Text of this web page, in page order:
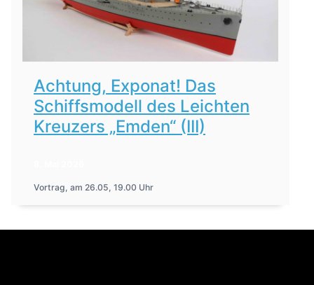
Achtung, Exponat! Das
Schiffsmodell des Leichten
Kreuzers „Emden“ (III)
Vortrag, am 26.05, 19.00 Uhr